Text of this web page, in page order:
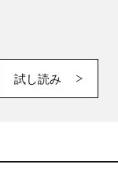
試し読み